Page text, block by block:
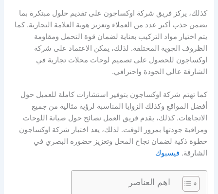
كذلك، يركز فريق شركة اوكساجون على تقديم حلول مبتكرة بما
يضمن جذب أكبر عدد من العملاء وتعزيز هوية العلامة التجارية. كما
يتم اختيار مواد التركيب بعناية لضمان قوة التحمل ومقاومة
الظروف الجوية المختلفة. لذلك، يمكن الاعتماد على شركة
اوكساجون للحصول على تصميم لوحات محلات تجارية في
الشارقة عالي الجودة واحترافي.
كما تهتم شركة اوكساجون بتوفير استشارات كاملة للعميل حول
أفضل المواقع وكذلك الزوايا المناسبة لرؤية مثالية من جميع
الاتجاهات. كذلك، يقدم فريق العمل نصائح حول صيانة اللوحات
ومراقبة جودتها بمرور الوقت. لذلك، يعد اختيار شركة اوكساجون
خطوة ذكية لضمان نجاح المحل وتعزيز حضوره البصري في
الشارقة. فيسبوك
اهم العناصر